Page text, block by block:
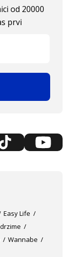
od 20000
prvi
Easy Life
Wannabe